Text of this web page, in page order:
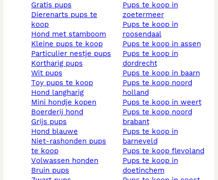
gratis pups
dierenarts pups te
koop
hond met stamboom
kleine pups te koop
particulier nestje pups
kortharig pups
wit pups
toy pups te koop
hond langharig
mini hondje kopen
boerderij hond
grijs pups
hond blauwe
niet-rashonden pups
te koop
volwassen honden
bruin pups
pups te koop in
zoetermeer
pups te koop in
roosendaal
pups te koop in assen
pups te koop in
dordrecht
pups te koop in baarn
pups te koop noord
holland
pups te koop in weert
pups te koop noord
brabant
pups te koop in
barneveld
pups te koop flevoland
pups te koop in
doetinchem